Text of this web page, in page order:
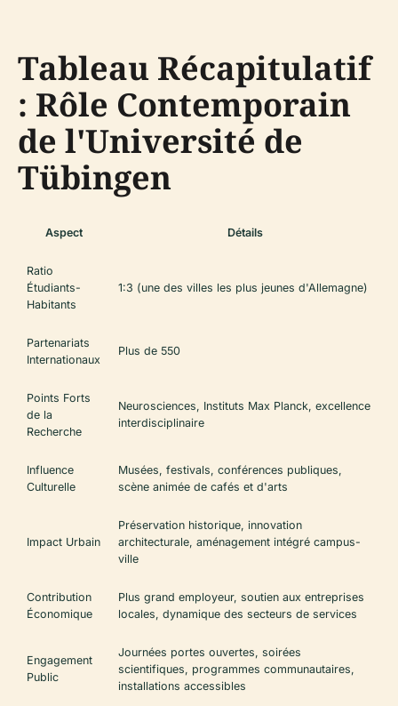
Tableau Récapitulatif
: Rôle Contemporain
de l'Université de
Tübingen
Aspect Détails
Ratio
Étudiants-
Habitants
1:3 (une des villes les plus jeunes d'Allemagne)
Partenariats
Internationaux
Plus de 550
Points Forts
de la
Recherche
Neurosciences, Instituts Max Planck, excellence
interdisciplinaire
Influence
Culturelle
Musées, festivals, conférences publiques,
scène animée de cafés et d'arts
Impact Urbain
Préservation historique, innovation
architecturale, aménagement intégré campus-
ville
Contribution
Économique
Plus grand employeur, soutien aux entreprises
locales, dynamique des secteurs de services
Engagement
Public
Journées portes ouvertes, soirées
scientifiques, programmes communautaires,
installations accessibles